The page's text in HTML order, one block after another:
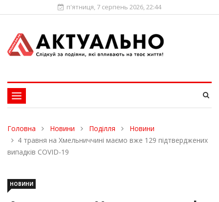
п'ятниця, 7 серпень 2026, 22:44
Toggle
navigation
Головна Новини Поділля
Новини
4 травня на Хмельниччині маємо вже 129 підтверджених
випадків COVID-19
НОВИНИ